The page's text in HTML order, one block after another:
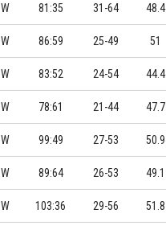
W 81:35 31-64 48.4
W 86:59 25-49 51
W 83:52 24-54 44.4
W 78:61 21-44 47.7
W 99:49 27-53 50.9
W 89:64 26-53 49.1
W 103:36 29-56 51.8